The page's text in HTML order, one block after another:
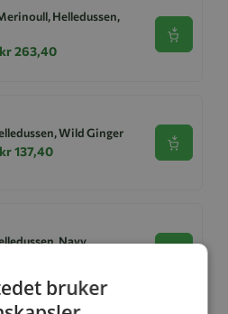
Helledussen,
kr 263,40
Se
Wild Ginger
kr 137,40 Se
Navy
bruker